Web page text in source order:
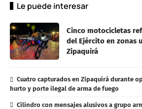
Le puede interesar
Cinco motocicletas
del Ejército en zonas
Zipaquirá
Cuatro capturados en Zipaquirá durante
hurto y porte ilegal de arma de fuego
Cilindro con mensajes alusivos a grupo